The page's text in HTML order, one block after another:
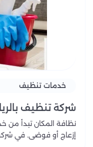
خدمات تنظيف
شركة تنظيف
نظافة المكان تبدأ من
إزعاج أو فوضى. في